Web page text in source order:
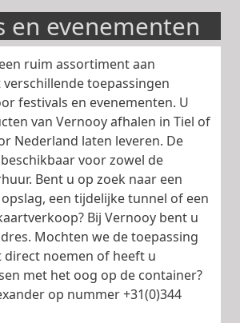
en evenementen
ruim assortiment aan
toepassingen
festivals en evenementen. U
van Vernooy afhalen in Tiel of
Nederland laten leveren. De
voor zowel de
Bent u op zoek naar een
een tijdelijke tunnel of een
Bij Vernooy bent u
Mochten we de toepassing
direct noemen of heeft u
met het oog op de container?
op nummer +31(0)344